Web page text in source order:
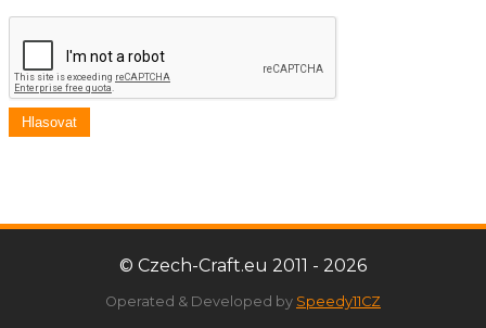
Hlasovat
© Czech-Craft.eu 2011 - 2026
Operated & Developed by Speedy11CZ